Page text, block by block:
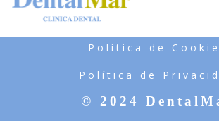
Política de
Política de
© 2024